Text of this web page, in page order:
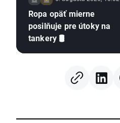
Ropa opäť mierne
posilňuje pre útoky na
tankery 🛢️